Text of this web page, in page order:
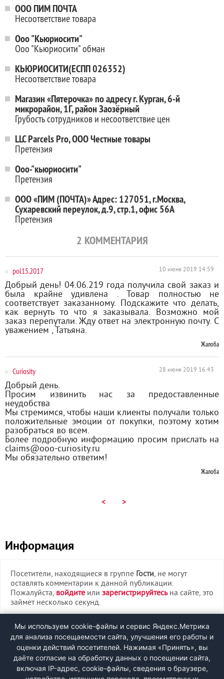
ООО ПИМ ПОЧТА
Несоответствие товара
Ооо "Кьюриосити"
Ооо "Кьюриосити" обман
КЬЮРИОСИТИ(ЕСПП 026352)
Несоответствие товара
Магазин «Пятерочка» по адресу г. Курган, 6-й
микрорайон, 1Г, район Заозёрный
Грубость сотрудников и несоответствие цен
LLC Parcels Pro, ООО Честные товары
Претензия
Ooo-"кьюриосити"
Претензия
ООО «ПИМ (ПОЧТА)» Адрес: 127051, г.Москва,
Сухаревский переулок, д.9, стр.1, офис 56А
Претензия
2 КОММЕНТАРИЯ
pol15.2017 10 июня 2019 14:59
Добрый день! 04.06.219 года получила свой заказ и
была крайне удивлена . Товар полностью не
соответствует заказанному. Подскажите что делать,
как вернуть то что я заказывала. Возможно мой
заказ перепутали. Жду ответ на электронную почту. С
уважением , Татьяна.
Жалоба
Curiosity 28 июня 2019 16:43
Добрый день.
Просим извинить нас за предоставленные
неудобства
Мы стремимся, чтобы наши клиенты получали только
положительные эмоции от покупки, поэтому хотим
разобраться во всем.
Более подробную информацию просим прислать на
claims@ooo-curiosity.ru
Мы обязательно ответим!
Жалоба
< >
Информация
Посетители, находящиеся в группе Гости, не могут
оставлять комментарии к данной публикации.
Пожалуйста, войдите или зарегистрируйтесьна сайте, это
займет несколько секунд.
ВХОД
РЕГИСТРАЦИЯ
Быстрая регистрациячерез соцсети:
Мы используем cookie-файлы и сервис Яндекс.Метрика
для анализа посещаемости сайта, улучшения его работы и
оценки действий посетителей. Нажимая «Принять», вы
даёте согласие на обработку данных о посещении сайта,
включая IP-адрес, cookie-файлы, сведения о браузере,